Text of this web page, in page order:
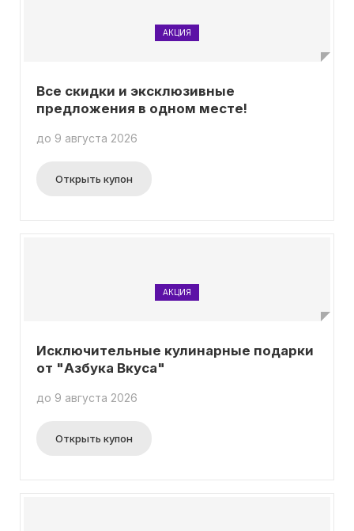
АКЦИЯ
Все скидки и эксклюзивные
предложения в одном месте!
до 9 августа 2026
Открыть купон
АКЦИЯ
Исключительные кулинарные подарки
от "Азбука Вкуса"
до 9 августа 2026
Открыть купон